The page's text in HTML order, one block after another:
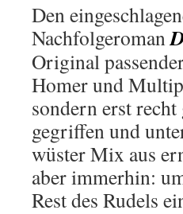
Den
Nachfolgeroman
Original
Homer und
sondern erst
gegriffen und
wüster Mix aus
aber immerhin:
Rest des Rudels